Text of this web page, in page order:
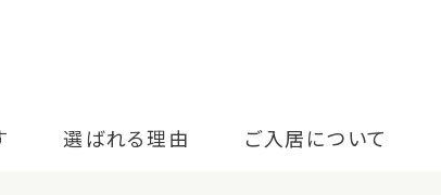
選ばれる理由 ご入居について